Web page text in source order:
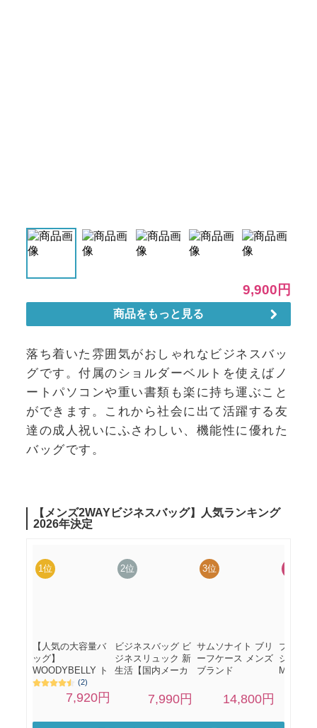
落ち着いた雰囲気がおしゃれなビジネスバッ
グです。付属のショルダーベルトを使えばノ
ートパソコンや重い書類も楽に持ち運ぶこと
ができます。これから社会に出て活躍する友
達の成人祝いにふさわしい、機能性に優れた
バッグです。